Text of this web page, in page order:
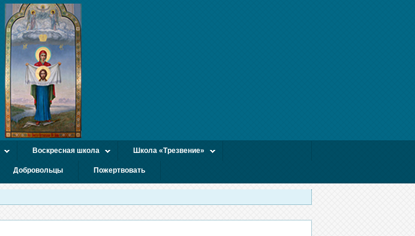
Воскресная школа Школа «Трезвение»
Добровольцы Пожертвовать